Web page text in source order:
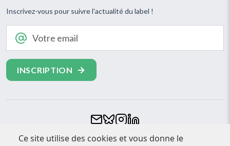
Ce site utilise des cookies et vous donne le
Inscrivez-vous pour suivre l'actualité du label !
Footer
CONTACT